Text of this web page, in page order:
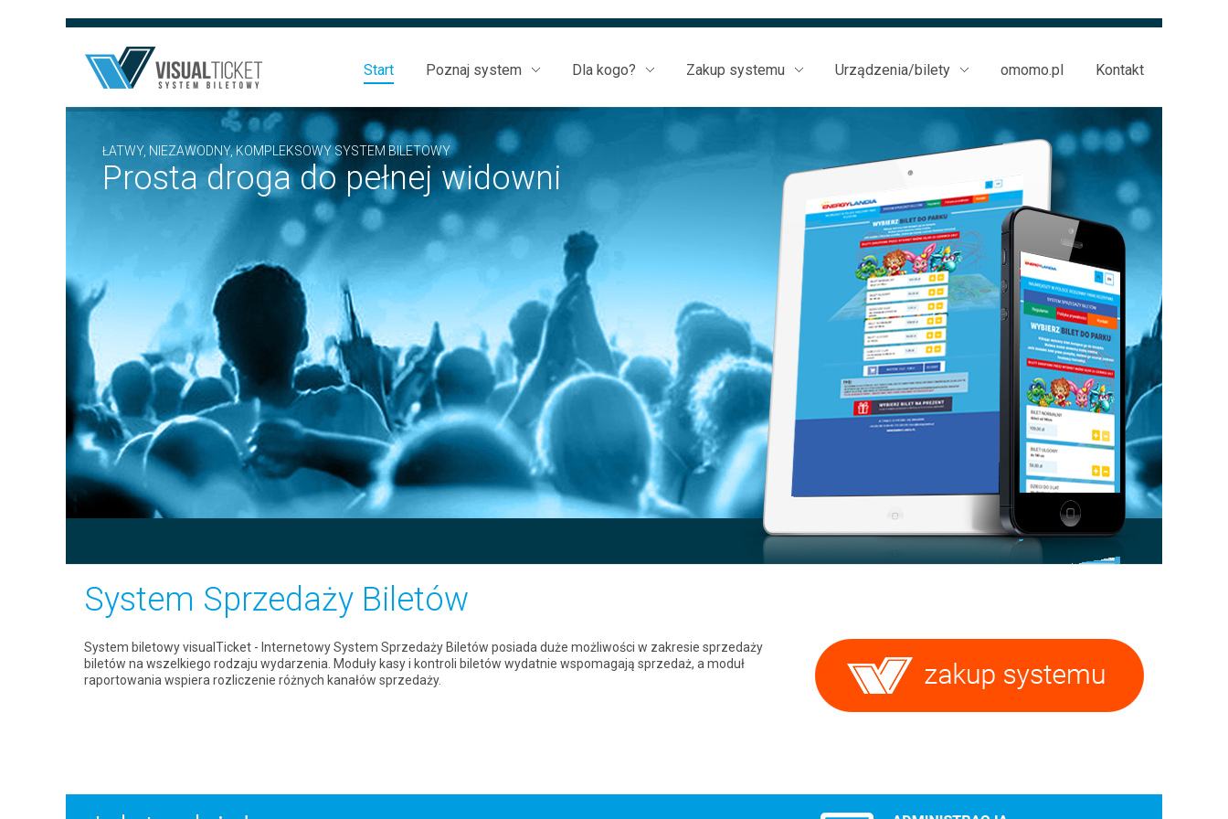
Start Poznaj system Dla kogo? Zakup systemu Urządzenia/bilety omomo.pl Kontakt
ŁATWY, NIEZAWODNY, KOMPLEKSOWY SYSTEM BILETOWY
Prosta droga do pełnej widowni
System Sprzedaży Biletów
System biletowy visualTicket - Internetowy System Sprzedaży Biletów posiada duże możliwości w zakresie sprzedaży
biletów na wszelkiego rodzaju wydarzenia. Moduły kasy i kontroli biletów wydatnie wspomagają sprzedaż, a moduł
raportowania wspiera rozliczenie różnych kanałów sprzedaży.